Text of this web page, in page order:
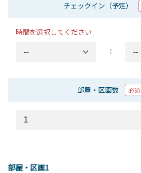
チェックイン（予定）
時間を選択してください
：
部屋・区画数 必須
部屋・区画1